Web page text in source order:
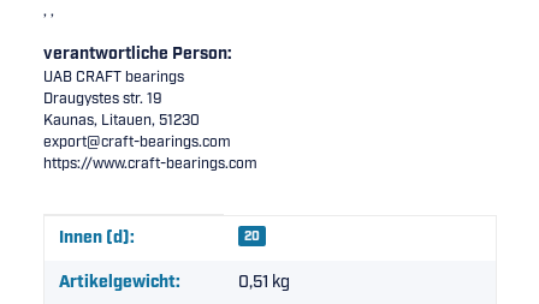
, ,
verantwortliche Person:
UAB CRAFT bearings
Draugystes str. 19
Kaunas, Litauen, 51230
export@craft-bearings.com
https://www.craft-bearings.com
Produkteigenschaft
Wert
Innen (d): 20
Artikelgewicht: 0,51 kg